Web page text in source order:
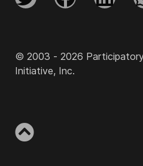
© 2003 - 2026
Initiative, Inc.